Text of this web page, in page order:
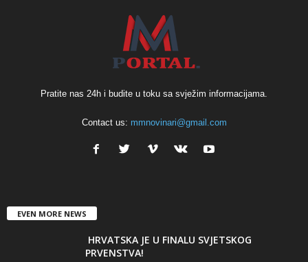
Pratite nas 24h i budite u toku sa svježim informacijama.
Contact us: mmnovinari@gmail.com
EVEN MORE NEWS
HRVATSKA JE U FINALU SVJETSKOG
PRVENSTVA!